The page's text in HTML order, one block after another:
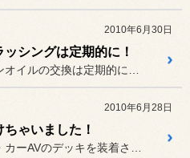
2010年6月30日
シングは定期的に！
2010年6月28日
ゃいました！